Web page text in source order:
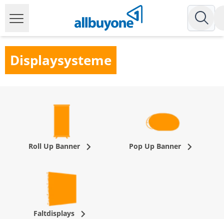
Displaysysteme
Roll Up Banner Pop Up Banner
Faltdisplays